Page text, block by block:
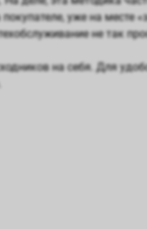
уже на месте
не так
на себя. Для